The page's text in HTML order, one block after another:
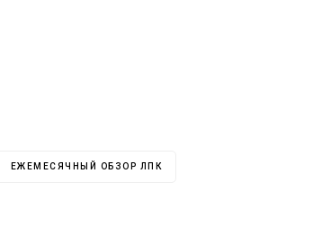
ЕЖЕМЕСЯЧНЫЙ ОБЗОР ЛПК